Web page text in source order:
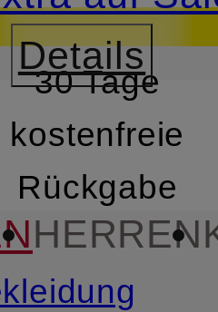
ZUM
Details
mit
30 Tage
kostenfreie
Rückgabe
HERREN